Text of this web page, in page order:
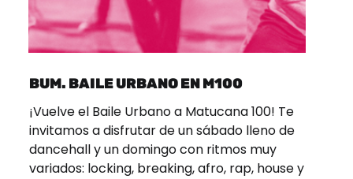
BUM. BAILE URBANO EN M100
¡Vuelve el Baile Urbano a Matucana 100! Te
invitamos a disfrutar de un sábado lleno de
dancehall y un domingo con ritmos muy
variados: locking, breaking, afro, rap, house y